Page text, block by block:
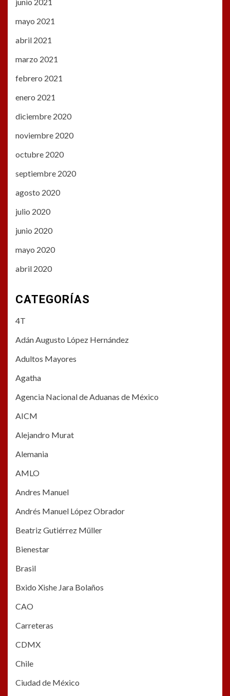
mayo 2021
abril 2021
marzo 2021
febrero 2021
enero 2021
diciembre 2020
noviembre 2020
octubre 2020
septiembre 2020
agosto 2020
julio 2020
junio 2020
mayo 2020
abril 2020
CATEGORÍAS
4T
Adán Augusto López Hernández
Adultos Mayores
Agatha
Agencia Nacional de Aduanas de México
AICM
Alejandro Murat
Alemania
AMLO
Andres Manuel
Andrés Manuel López Obrador
Beatriz Gutiérrez Müller
Bienestar
Brasil
Bxido Xishe Jara Bolaños
CAO
Carreteras
CDMX
Chile
Ciudad de México